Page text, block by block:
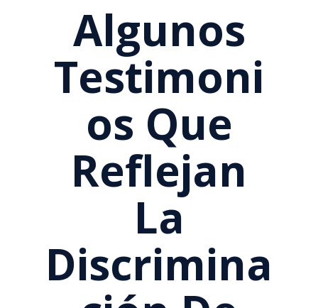
Algunos
Testimoni
Os Que
Reflejan
La
Discrimina